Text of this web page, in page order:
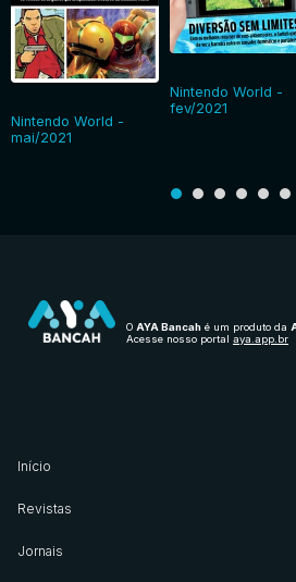
Nintendo World -
mai/2021
Nintendo World -
fev/2021
O AYA Bancah é um produto da
Acesse nosso portal aya.app.br
Início
Revistas
Jornais